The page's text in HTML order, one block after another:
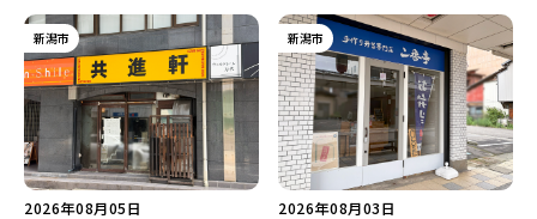
店…。一部商品は姉妹店で販売
継続！
新潟市
2026年08月05日
新潟市
2026年08月03日